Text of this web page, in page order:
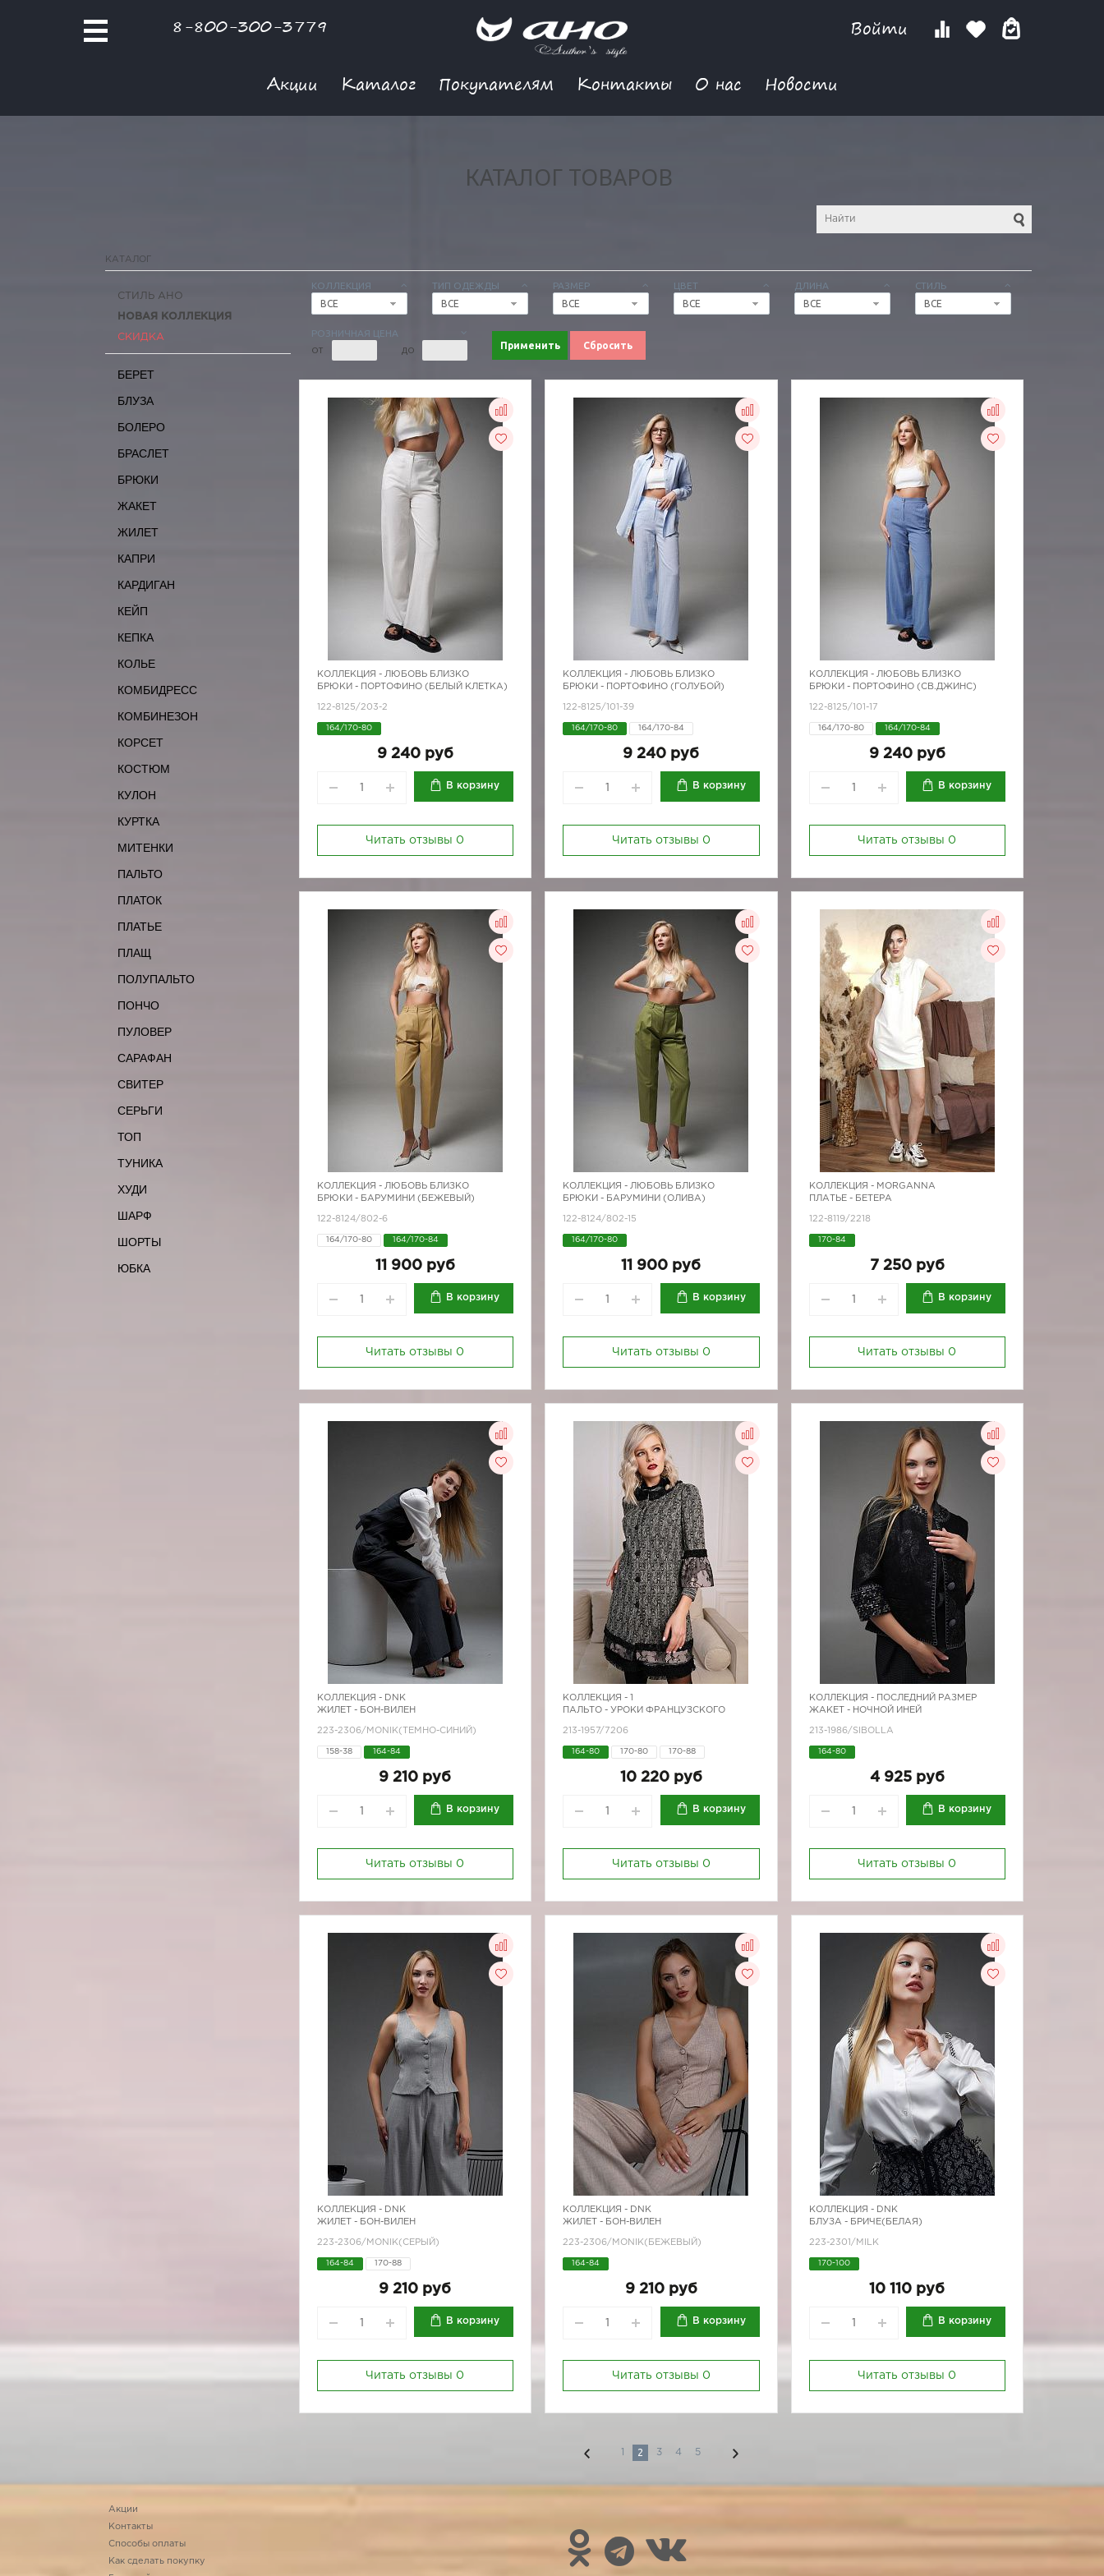
8-800-300-3779 Войти
Акции Каталог Покупателям Контакты О нас Новости
КАТАЛОГ ТОВАРОВ
КАТАЛОГ
КОЛЛЕКЦИЯ
ВСЕ
ТИП ОДЕЖДЫ
ВСЕ
РАЗМЕР
ВСЕ
ЦВЕТ
ВСЕ
ДЛИНА
ВСЕ
СТИЛЬ
ВСЕ
РОЗНИЧНАЯ ЦЕНА
ОТ ДО Применить Сбросить
СТИЛЬ АНО
НОВАЯ КОЛЛЕКЦИЯ
СКИДКА
БЕРЕТ
БЛУЗА
БОЛЕРО
БРАСЛЕТ
БРЮКИ
ЖАКЕТ
ЖИЛЕТ
КАПРИ
КАРДИГАН
КЕЙП
КЕПКА
КОЛЬЕ
КОМБИДРЕСС
КОМБИНЕЗОН
КОРСЕТ
КОСТЮМ
КУЛОН
КУРТКА
МИТЕНКИ
ПАЛЬТО
ПЛАТОК
ПЛАТЬЕ
ПЛАЩ
ПОЛУПАЛЬТО
ПОНЧО
ПУЛОВЕР
САРАФАН
СВИТЕР
СЕРЬГИ
ТОП
ТУНИКА
ХУДИ
ШАРФ
ШОРТЫ
ЮБКА
КОЛЛЕКЦИЯ - ЛЮБОВЬ БЛИЗКО
БРЮКИ - ПОРТОФИНО (БЕЛЫЙ КЛЕТКА)
122-8125/203-2
164/170-80
9 240 руб
В корзину
Читать отзывы 0
КОЛЛЕКЦИЯ -ЛЮБОВЬ БЛИЗКО
БРЮКИ - ПОРТОФИНО (ГОЛУБОЙ)
122-8125/101-39
164/170-80 164/170-84
9 240 руб
В корзину
Читать отзывы 0
КОЛЛЕКЦИЯ - ЛЮБОВЬ БЛИЗКО
БРЮКИ - ПОРТОФИНО (СВ.ДЖИНС)
122-8125/101-17
164/170-80 164/170-84
9 240 руб
В корзину
Читать отзывы 0
КОЛЛЕКЦИЯ - ЛЮБОВЬ БЛИЗКО
БРЮКИ - БАРУМИНИ (БЕЖЕВЫЙ)
122-8124/802-6
164/170-80 164/170-84
11 900 руб
В корзину
Читать отзывы 0
КОЛЛЕКЦИЯ -ЛЮБОВЬ БЛИЗКО
БРЮКИ - БАРУМИНИ (ОЛИВА)
122-8124/802-15
164/170-80
11 900 руб
В корзину
Читать отзывы 0
КОЛЛЕКЦИЯ - MORGANNA
ПЛАТЬЕ - БЕТЕРА
122-8119/2218
170-84
7 250 руб
В корзину
Читать отзывы 0
КОЛЛЕКЦИЯ - DNK
ЖИЛЕТ - БОН-ВИЛЕН
223-2306/MONIK(ТЕМНО-СИНИЙ)
158-38 164-84
9 210 руб
В корзину
Читать отзывы 0
КОЛЛЕКЦИЯ -1
ПАЛЬТО - УРОКИ ФРАНЦУЗСКОГО
213-1957/7206
164-80 170-80 170-88
10 220 руб
В корзину
Читать отзывы 0
КОЛЛЕКЦИЯ -
ПОСЛЕДНИЙ РАЗМЕР
ЖАКЕТ - НОЧНОЙ ИНЕЙ
213-1986/SIBOLLA
164-80
4 925 руб
В корзину
Читать отзывы 0
КОЛЛЕКЦИЯ - DNK
ЖИЛЕТ - БОН-ВИЛЕН
223-2306/MONIK(СЕРЫЙ)
164-84 170-88
9 210 руб
В корзину
Читать отзывы 0
КОЛЛЕКЦИЯ - DNK
ЖИЛЕТ - БОН-ВИЛЕН
223-2306/MONIK(БЕЖЕВЫЙ)
164-84
9 210 руб
В корзину
Читать отзывы 0
КОЛЛЕКЦИЯ - DNK
БЛУЗА - БРИЧЕ(БЕЛАЯ)
223-2301/MILK
170-100
10 110 руб
В корзину
Читать отзывы 0
2 3 4 5
Акции
Контакты
Способы оплаты
Как сделать покупку